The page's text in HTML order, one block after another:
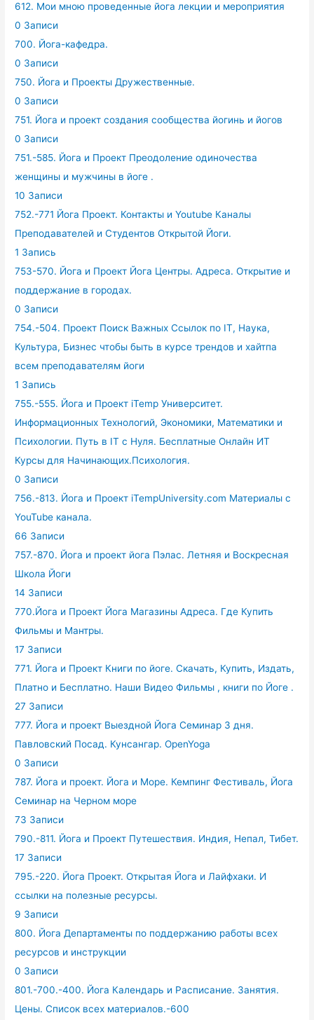
612. Мои мною проведенные йога лекции и мероприятия
0 Записи
700. Йога-кафедра.
0 Записи
750. Йога и Проекты Дружественные.
0 Записи
751. Йога и проект создания сообщества йогинь и йогов
0 Записи
751.-585. Йога и Проект Преодоление одиночества
женщины и мужчины в йоге .
10 Записи
752.-771 Йога Проект. Контакты и Youtube Каналы
Преподавателей и Студентов Открытой Йоги.
1 Запись
753-570. Йога и Проект Йога Центры. Адреса. Открытие и
поддержание в городах.
0 Записи
754.-504. Проект Поиск Важных Ссылок по IT, Наука,
Культура, Бизнес чтобы быть в курсе трендов и хайтпа
всем преподавателям йоги
1 Запись
755.-555. Йога и Проект iTemp Университет.
Информационных Технологий, Экономики, Математики и
Психологии. Путь в IT с Нуля. Бесплатные Онлайн ИТ
Курсы для Начинающих.Психология.
0 Записи
756.-813. Йога и Проект iTempUniversity.com Материалы с
YouTube канала.
66 Записи
757.-870. Йога и проект йога Пэлас. Летняя и Воскресная
Школа Йоги
14 Записи
770.Йога и Проект Йога Магазины Адреса. Где Купить
Фильмы и Мантры.
17 Записи
771. Йога и Проект Книги по йоге. Скачать, Купить, Издать,
Платно и Бесплатно. Наши Видео Фильмы , книги по Йоге .
27 Записи
777. Йога и проект Выездной Йога Семинар 3 дня.
Павловский Посад. Кунсангар. OpenYoga
0 Записи
787. Йога и проект. Йога и Море. Кемпинг Фестиваль, Йога
Семинар на Черном море
73 Записи
790.-811. Йога и Проект Путешествия. Индия, Непал, Тибет.
17 Записи
795.-220. Йога Проект. Открытая Йога и Лайфхаки. И
ссылки на полезные ресурсы.
9 Записи
800. Йога Департаменты по поддержанию работы всех
ресурсов и инструкции
0 Записи
801.-700.-400. Йога Календарь и Расписание. Занятия.
Цены. Список всех материалов.-600